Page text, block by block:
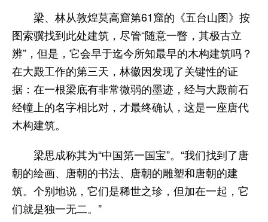
梁、林从敦煌莫高窟第61窟的《五台山图》按
图索骥找到此处建筑，尽管“随意一瞥，其极古立
辨”，但是，它会早于迄今所知最早的木构建筑吗？
在大殿工作的第三天，林徽因发现了关键性的证
据：在一根梁底有非常微弱的墨迹，经与大殿前石
经幢上的名字相比对，才最终确认，这是一座唐代
木构建筑。
梁思成称其为“中国第一国宝”。“我们找到了唐
朝的绘画、唐朝的书法、唐朝的雕塑和唐朝的建
筑。个别地说，它们是稀世之珍，但加在一起，它
们就是独一无二。”